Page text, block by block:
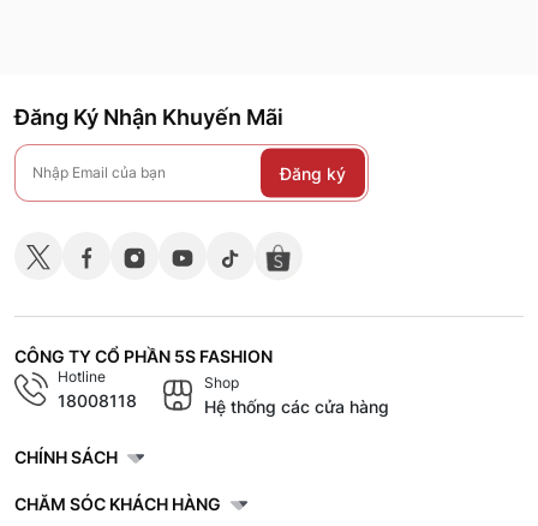
Đăng Ký Nhận Khuyến Mãi
Đăng ký
CÔNG TY CỔ PHẦN 5S FASHION
Hotline
18008118
Shop
Hệ thống các cửa hàng
CHÍNH SÁCH
CHĂM SÓC KHÁCH HÀNG